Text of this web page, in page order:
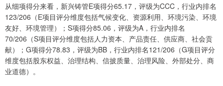
从细项得分来看，新兴铸管E项得分65.17，评级为CCC，行业内排名
123/206（E项目评分维度包括气候变化、资源利用、环境污染、环境
友好、环境管理）；S项得分85.06，评级为A，行业内排名
70/206（S项目评分维度包括人力资本、产品责任、供应商、社会贡
献）；G项得分78.83，评级为BB，行业内排名121/206（G项目评分
维度包括股东权益、治理结构、信披质量、治理风险、外部处分、商
业道德）。